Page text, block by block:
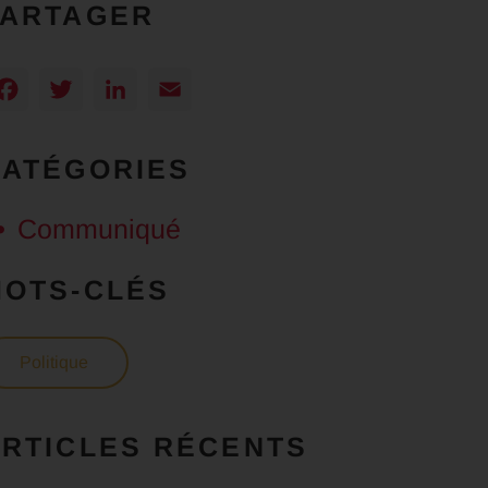
Facebook
TwitterLinkedIn
Communiqué
CLÉS
Politique
RÉCENTS